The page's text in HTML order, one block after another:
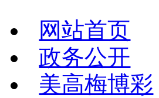
网站首页
政务公开
美高梅博彩